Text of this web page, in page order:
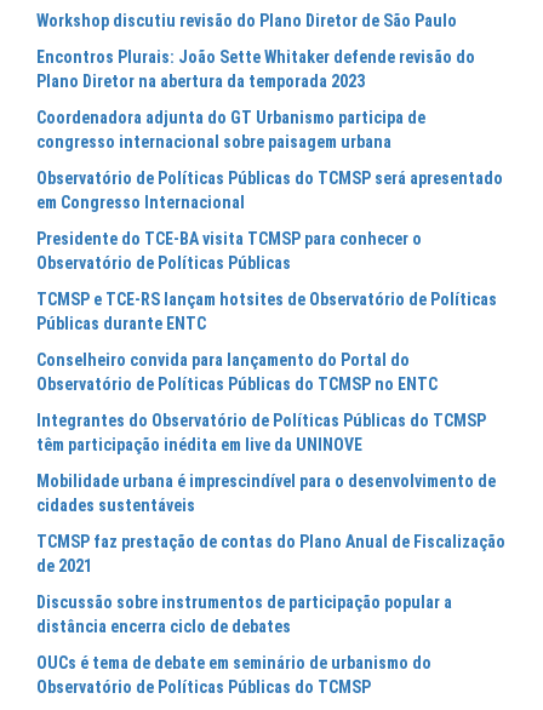
Workshop discutiu revisão do Plano Diretor de São Paulo
Encontros Plurais: João Sette Whitaker defende revisão do
Plano Diretor na abertura da temporada 2023
Coordenadora adjunta do GT Urbanismo participa de
congresso internacional sobre paisagem urbana
Observatório de Políticas Públicas do TCMSP será apresentado
em Congresso Internacional
Presidente do TCE-BA visita TCMSP para conhecer o
Observatório de Políticas Públicas
TCMSP e TCE-RS lançam hotsites de Observatório de Políticas
Públicas durante ENTC
Conselheiro convida para lançamento do Portal do
Observatório de Políticas Públicas do TCMSP no ENTC
Integrantes do Observatório de Políticas Públicas do TCMSP
têm participação inédita em live da UNINOVE
Mobilidade urbana é imprescindível para o desenvolvimento de
cidades sustentáveis
TCMSP faz prestação de contas do Plano Anual de Fiscalização
de 2021
Discussão sobre instrumentos de participação popular a
distância encerra ciclo de debates
OUCs é tema de debate em seminário de urbanismo do
Observatório de Políticas Públicas do TCMSP